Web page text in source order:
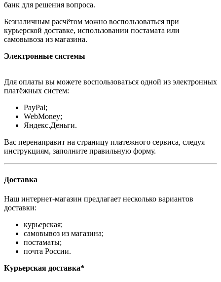
банк для решения вопроса.
Безналичным расчётом можно воспользоваться при
курьерской доставке, использовании постамата или
самовывоза из магазина.
Электронные системы
Для оплаты вы можете воспользоваться одной из электронных
платёжных систем:
PayPal;
WebMoney;
Яндекс.Деньги.
Вас перенаправит на страницу платежного сервиса, следуя
инструкциям, заполните правильную форму.
Доставка
Наш интернет-магазин предлагает несколько вариантов
доставки:
курьерская;
самовывоз из магазина;
постаматы;
почта России.
Курьерская доставка*